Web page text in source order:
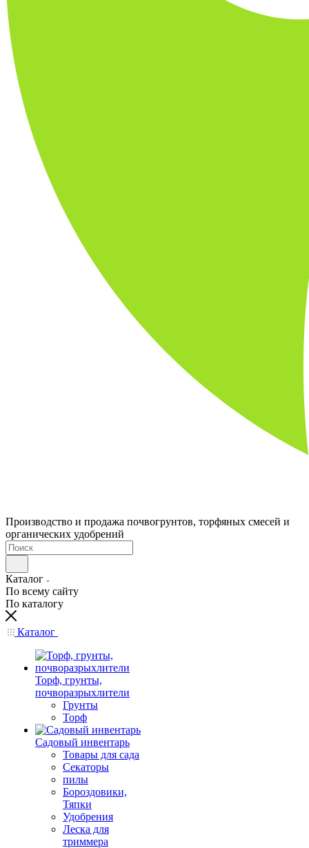
Производство и продажа почвогрунтов, торфяных смесей и
органических удобрений
Каталог
По всему сайту
По каталогу
Каталог
Торф, грунты,
почворазрыхлители
Грунты
Торф
Садовый инвентарь
Товары для сада
Секаторы
пилы
Бороздовики,
Тяпки
Удобрения
Леска для
триммера